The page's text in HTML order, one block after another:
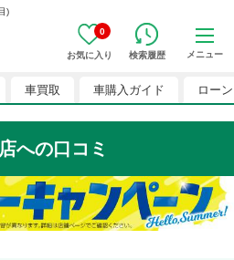
)
0
お気に入り 検索履歴 メニュー
車買取 車購入ガイド ローン
への口コミ